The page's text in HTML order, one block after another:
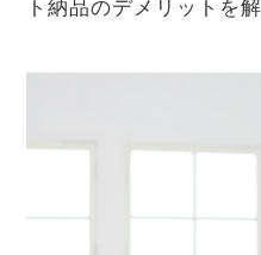
ト納品のデメリットを